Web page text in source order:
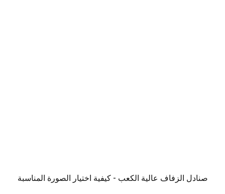
صنادل الزفاف عالية الكعب - كيفية اختيار الصورة المناسبة